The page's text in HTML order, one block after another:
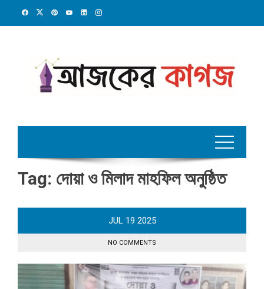
Tag: দোয়া ও মিলাদ মাহফিল অনুষ্ঠিত
JUL 19 2025
NO COMMENTS